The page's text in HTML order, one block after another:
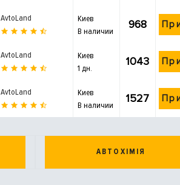
AvtoLand
Киев
В наличии
968
AvtoLand
Киев
1 дн.
1043
AvtoLand
Киев
В наличии
1527
АВТОХІМІЯ